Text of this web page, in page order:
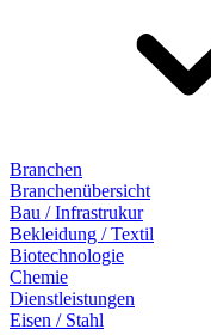
Branchen
Branchenübersicht
Bau / Infrastrukur
Bekleidung / Textil
Biotechnologie
Chemie
Dienstleistungen
Eisen / Stahl